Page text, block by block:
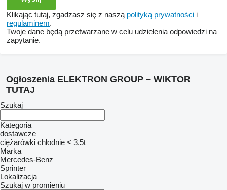
Klikając tutaj, zgadzasz się z naszą polityką prywatności i
regulaminem.
Twoje dane będą przetwarzane w celu udzielenia odpowiedzi na
zapytanie.
Ogłoszenia ELEKTRON GROUP – WIKTOR
TUTAJ
Szukaj
Kategoria
dostawcze
ciężarówki chłodnie < 3.5t
Marka
Mercedes-Benz
Sprinter
Lokalizacja
Szukaj w promieniu